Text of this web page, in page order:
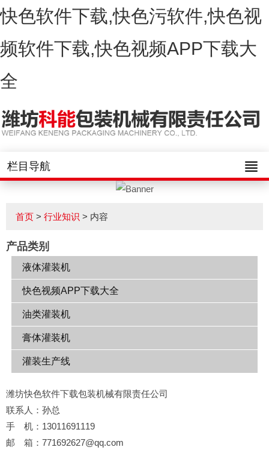
快色软件下载,快色污软件,快色视
频软件下载,快色视频APP下载大
全
栏目导航
首页 > 行业知识 > 内容
产品类别
液体灌装机
快色视频APP下载大全
油类灌装机
膏体灌装机
灌装生产线
潍坊快色软件下载包装机械有限责任公司
联系人：孙总
手 机：13011691119
邮 箱：771692627@qq.com